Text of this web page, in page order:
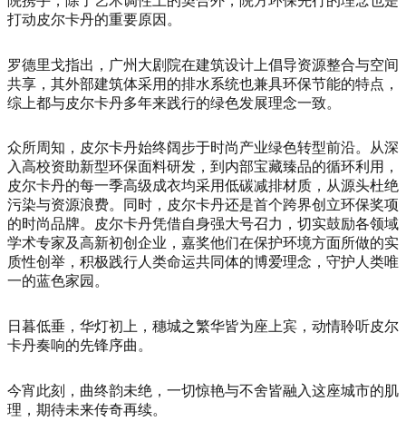
打动皮尔卡丹的重要原因。
罗德里戈指出，广州大剧院在建筑设计上倡导资源整合与空间
共享，其外部建筑体采用的排水系统也兼具环保节能的特点，
综上都与皮尔卡丹多年来践行的绿色发展理念一致。
众所周知，皮尔卡丹始终阔步于时尚产业绿色转型前沿。从深
入高校资助新型环保面料研发，到内部宝藏臻品的循环利用，
皮尔卡丹的每一季高级成衣均采用低碳减排材质，从源头杜绝
污染与资源浪费。同时，皮尔卡丹还是首个跨界创立环保奖项
的时尚品牌。皮尔卡丹凭借自身强大号召力，切实鼓励各领域
学术专家及高新初创企业，嘉奖他们在保护环境方面所做的实
质性创举，积极践行人类命运共同体的博爱理念，守护人类唯
一的蓝色家园。
日暮低垂，华灯初上，穗城之繁华皆为座上宾，动情聆听皮尔
卡丹奏响的先锋序曲。
今宵此刻，曲终韵未绝，一切惊艳与不舍皆融入这座城市的肌
理，期待未来传奇再续。